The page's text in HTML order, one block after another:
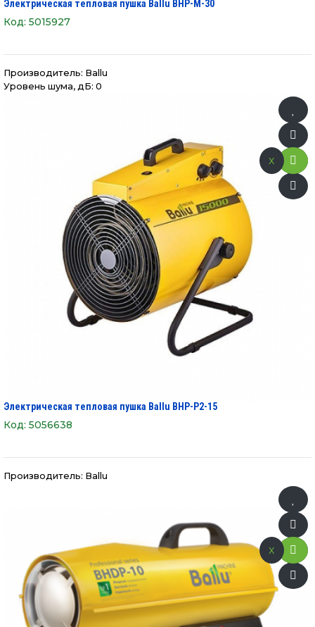
Электрическая тепловая пушка Ballu BHP-M-30
Код: 5015927
Производитель: Ballu
Уровень шума, дБ: 0
Электрическая тепловая пушка Ballu BHP-P2-15
Код: 5056638
x
Производитель: Ballu
x